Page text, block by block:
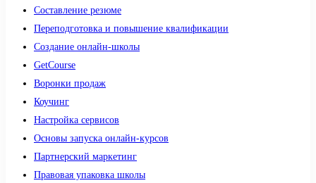
Составление резюме
Переподготовка и повышение квалификации
Создание онлайн-школы
GetCourse
Воронки продаж
Коучинг
Настройка сервисов
Основы запуска онлайн-курсов
Партнерский маркетинг
Правовая упаковка школы